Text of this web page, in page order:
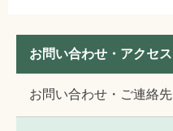
お問い合わせ・アクセス
お問い合わせ・ご連絡先